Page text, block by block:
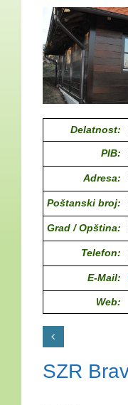
Delatnost:
PIB:
Adresa:
Poštanski broj:
Grad / Opština:
Telefon:
E-Mail:
Web:
SZR